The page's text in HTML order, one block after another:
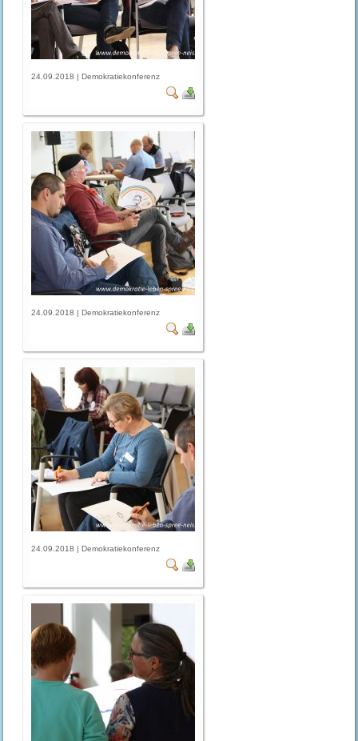
24.09.2018 | Demokratiekonferenz
24.09.2018 | Demokratiekonferenz
24.09.2018 | Demokratiekonferenz